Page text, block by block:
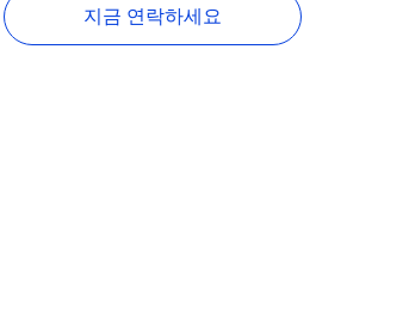
지금 연락하세요